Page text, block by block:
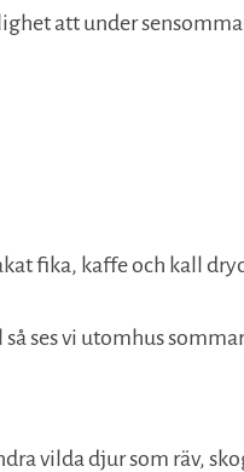
att under
fika, kaffe och kall
ses vi utomhus
vilda djur som räv,